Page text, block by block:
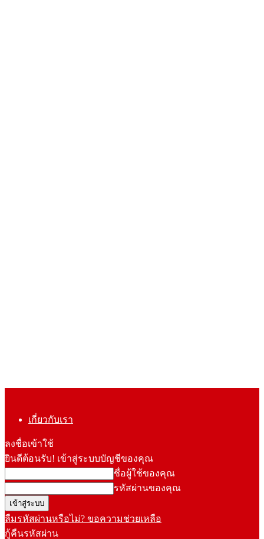
เกี่ยวกับเรา
ลงชื่อเข้าใช้
ยินดีต้อนรับ! เข้าสู่ระบบบัญชีของคุณ
ชื่อผู้ใช้ของคุณ
รหัสผ่านของคุณ
ลืมรหัสผ่านหรือไม่? ขอความช่วยเหลือ
กู้คืนรหัสผ่าน